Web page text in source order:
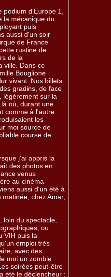
d'Europe 1,
la mécanique du
puis
aussi d'un soir
de France
rustine de
de la
ville. Dans ce
Bouglione
vivant. Nos billets
gradins, de face
légèrement sur la
où, durant une
comme à l'autre
les
moi source de
course de
j'ai appris la
des photos en
venus
au cinéma-
aussi d'un été à
chez Amar,
loin du spectacle,
ou
VIH puis la
emploi très
avec des
moi un zombie
soirées peut-être
été le déclencheur :